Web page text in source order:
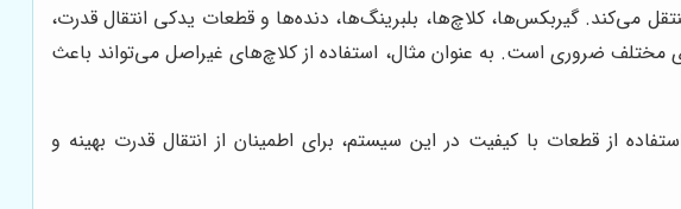
می‌کند. گیربکس‌ها، کلاچ‌ها، بلبرینگ‌ها، دنده‌ها و قطعات یدکی انتقال قدرت،
ضروری است. به عنوان مثال، استفاده از کلاچ‌های غیراصل می‌تواند باعث
از قطعات با کیفیت در این سیستم، برای اطمینان از انتقال قدرت بهینه و